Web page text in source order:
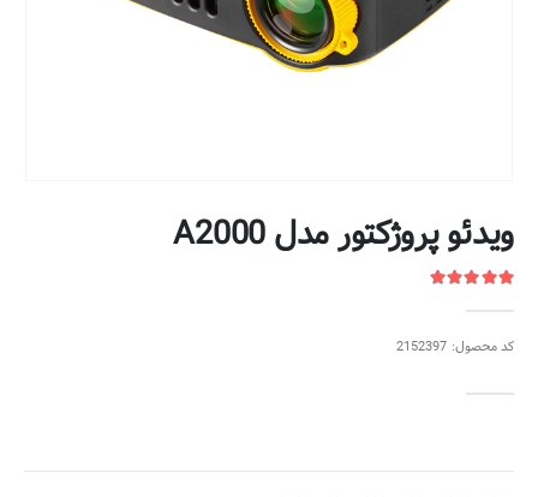
ویدئو پروژکتور مدل A2000
کد محصول: 2152397